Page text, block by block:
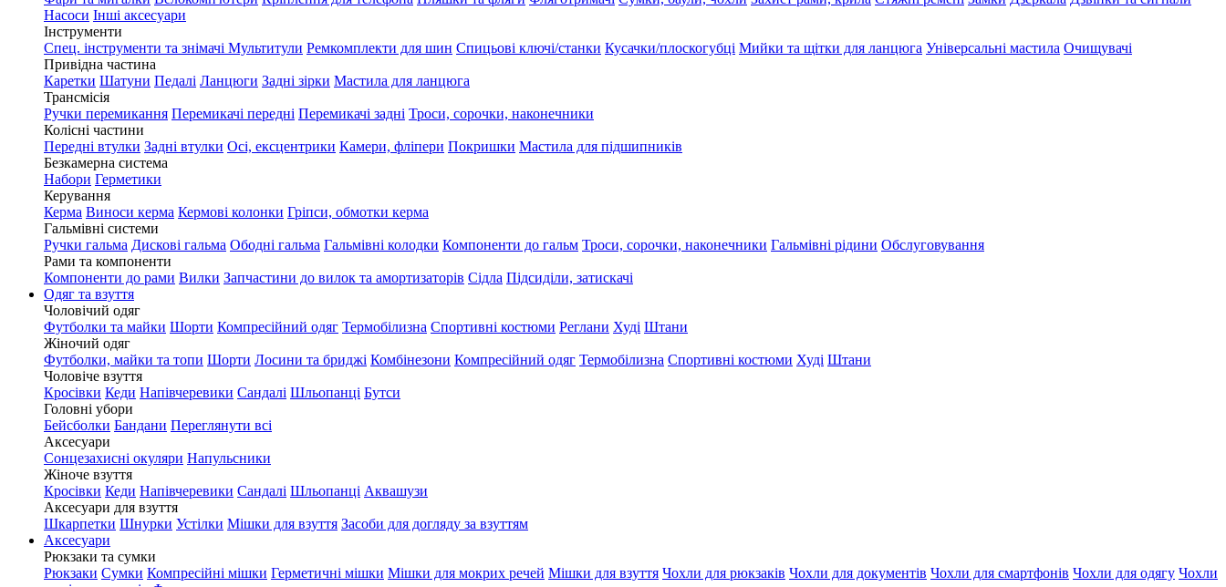
Насоси Інші аксесуари
Інструменти
Спец. інструменти та знімачі Мультитули Ремкомплекти для шин Спицьові ключі/станки Кусачки/плоскогубці Мийки та щітки для ланцюга Універсальні мастила Очищувачі
Привідна частина
Каретки Шатуни Педалі Ланцюги Задні зірки Мастила для ланцюга
Трансмісія
Ручки перемикання Перемикачі передні Перемикачі задні Троси, сорочки, наконечники
Колісні частини
Передні втулки Задні втулки Осі, ексцентрики Камери, фліпери Покришки Мастила для підшипників
Безкамерна система
Набори Герметики
Керування
Керма Виноси керма Кермові колонки Гріпси, обмотки керма
Гальмівні системи
Ручки гальма Дискові гальма Ободні гальма Гальмівні колодки Компоненти до гальм Троси, сорочки, наконечники Гальмівні рідини Обслуговування
Рами та компоненти
Компоненти до рами Вилки Запчастини до вилок та амортизаторів Сідла Підсиділи, затискачі
Одяг та взуття
Чоловічий одяг
Футболки та майки Шорти Компресійний одяг Термобілизна Спортивні костюми Реглани Худі Штани
Жіночий одяг
Футболки, майки та топи Шорти Лосини та бриджі Комбінезони Компресійний одяг Термобілизна Спортивні костюми Худі Штани
Чоловіче взуття
Кросівки Кеди Напівчеревики Сандалі Шльопанці Бутси
Головні убори
Бейсболки Бандани Переглянути всі
Аксесуари
Сонцезахисні окуляри Напульсники
Жіноче взуття
Кросівки Кеди Напівчеревики Сандалі Шльопанці Аквашузи
Аксесуари для взуття
Шкарпетки Шнурки Устілки Мішки для взуття Засоби для догляду за взуттям
Аксесуари
Рюкзаки та сумки
Рюкзаки Сумки Компресійні мішки Герметичні мішки Мішки для мокрих речей Мішки для взуття Чохли для рюкзаків Чохли для документів Чохли для смартфонів Чохли для одягу Чохли